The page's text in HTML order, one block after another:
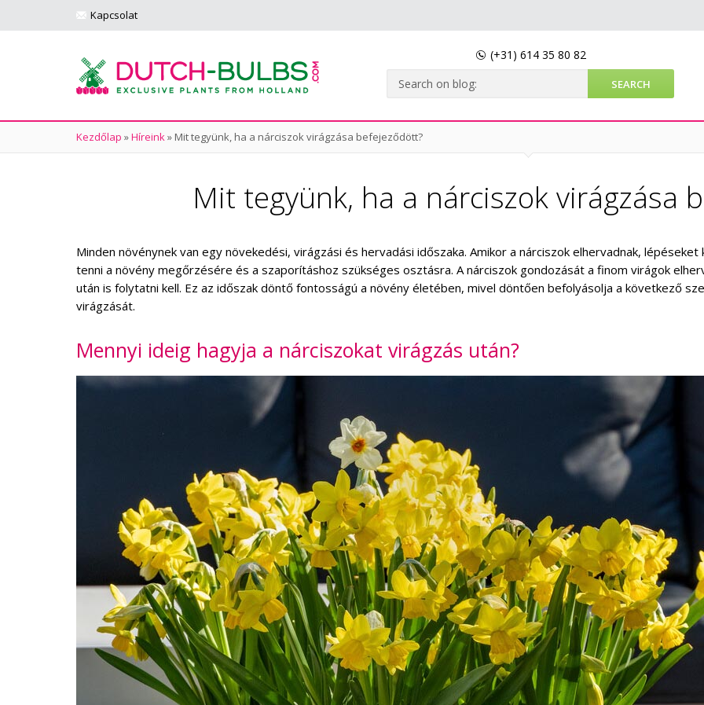
Kapcsolat
(+31) 614 35 80 82
Kezdőlap »Híreink» Mit tegyünk, ha a nárciszok virágzása befejeződött?
Mit tegyünk, ha a nárciszok virágzása
Minden növénynek van egy növekedési, virágzási és hervadási időszaka. Amikor a nárciszok elhervadnak, lépéseket
tenni a növény megőrzésére és a szaporításhoz szükséges osztásra. A nárciszok gondozását a finom virágok
után is folytatni kell. Ez az időszak döntő fontosságú a növény életében, mivel döntően befolyásolja a következő
virágzását.
Mennyi ideig hagyja a nárciszokat virágzás után?